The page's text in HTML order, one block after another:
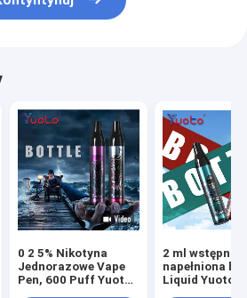
0 2 5% Nikotyna
Jednorazowe Vape
Pen, 600 Puff Yuoto
2 ml wstępnie
napełniona
Liquid Yuoto